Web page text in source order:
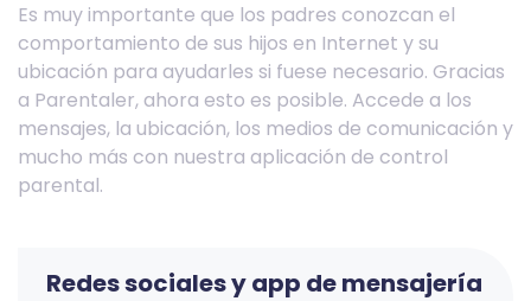
Es muy importante que los padres conozcan el
comportamiento de sus hijos en Internet y su
ubicación para ayudarles si fuese necesario. Gracias
a Parentaler, ahora esto es posible. Accede a los
mensajes, la ubicación, los medios de comunicación y
mucho más con nuestra aplicación de control
parental.
Redes sociales y app de mensajería